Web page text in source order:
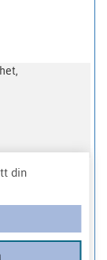
6 7
din